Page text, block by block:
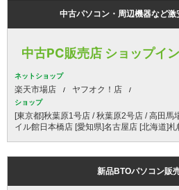
中古パソコン・周辺機器など激
中古PC販売店 ショップイ
ネットショップ
楽天市場店 ヤフオク！店
ショップ
[東京都]秋葉原1号店 / 秋葉原2号店 / 高田馬
イル館日本橋店 [愛知県]名古屋店 [北海道]札
新品BTOパソコン販